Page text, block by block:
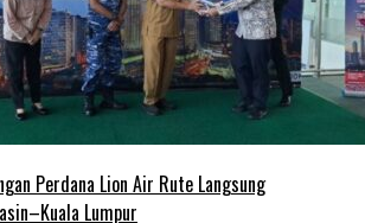
Perdana Lion Air Rute Langsung
Lumpur